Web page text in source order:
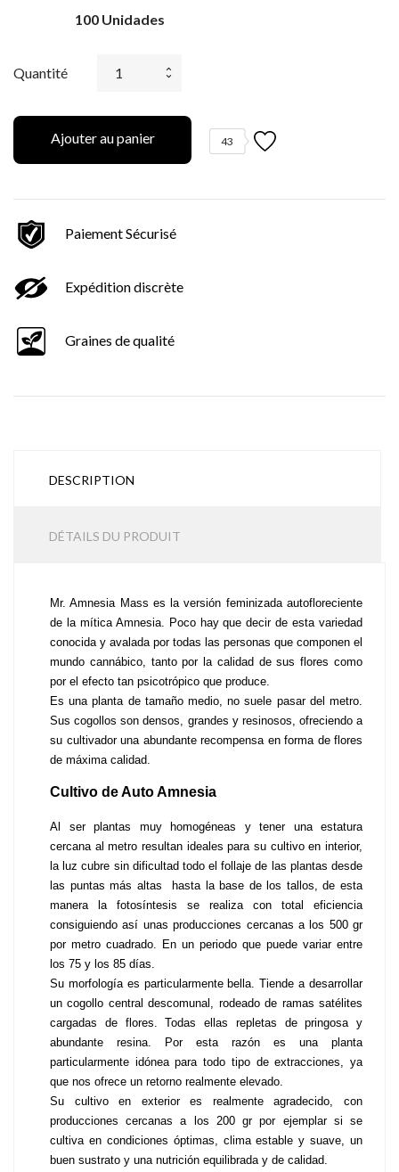
100 Unidades
Quantité
Ajouter au panier 43
Paiement Sécurisé
Expédition discrète
Graines de qualité
DESCRIPTION
DÉTAILS DU PRODUIT
Mr. Amnesia Mass es la versión feminizada autofloreciente
de la mítica Amnesia. Poco hay que decir de esta variedad
conocida y avalada por todas las personas que componen el
mundo cannábico, tanto por la calidad de sus flores como
por el efecto tan psicotrópico que produce.
Es una planta de tamaño medio, no suele pasar del metro.
Sus cogollos son densos, grandes y resinosos, ofreciendo a
su cultivador una abundante recompensa en forma de flores
de máxima calidad.
Cultivo de Auto Amnesia
Al ser plantas muy homogéneas y tener una estatura
cercana al metro resultan ideales para su cultivo en interior,
la luz cubre sin dificultad todo el follaje de las plantas desde
las puntas más altas  hasta la base de los tallos, de esta
manera la fotosíntesis se realiza con total eficiencia
consiguiendo así unas producciones cercanas a los 500 gr
por metro cuadrado. En un periodo que puede variar entre
los 75 y los 85 días.
Su morfología es particularmente bella. Tiende a desarrollar
un cogollo central descomunal, rodeado de ramas satélites
cargadas de flores. Todas ellas repletas de pringosa y
abundante resina. Por esta razón es una planta
particularmente idónea para todo tipo de extracciones, ya
que nos ofrece un retorno realmente elevado.
Su cultivo en exterior es realmente agradecido, con
producciones cercanas a los 200 gr por ejemplar si se
cultiva en condiciones óptimas, clima estable y suave, un
buen sustrato y una nutrición equilibrada y de calidad.